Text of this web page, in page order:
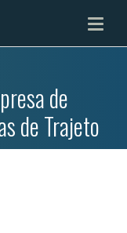
de
de Trajeto